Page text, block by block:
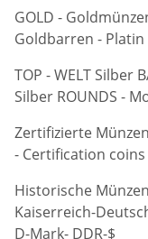
GOLD -
Goldbarren - Platin
TOP - WELT Silber
Silber ROUNDS -
Zertifizierte Münzen
- Certification coins
Historische
Kaiserreich-
D-Mark- DDR-$